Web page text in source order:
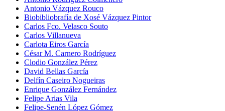
Antonio Vázquez Rouco
Biobibliobrafía de Xosé Vázquez Pintor
Carlos Fco. Velasco Souto
Carlos Villanueva
Carlota Eiros García
César M. Carnero Rodríguez
Clodio González Pérez
David Bellas García
Delfín Caseiro Nogueiras
Enrique González Fernández
Felipe Arias Vila
Felipe-Senén López Gómez